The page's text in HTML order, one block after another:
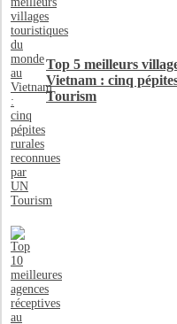
Top 5 meilleurs
Vietnam : cinq
Tourism